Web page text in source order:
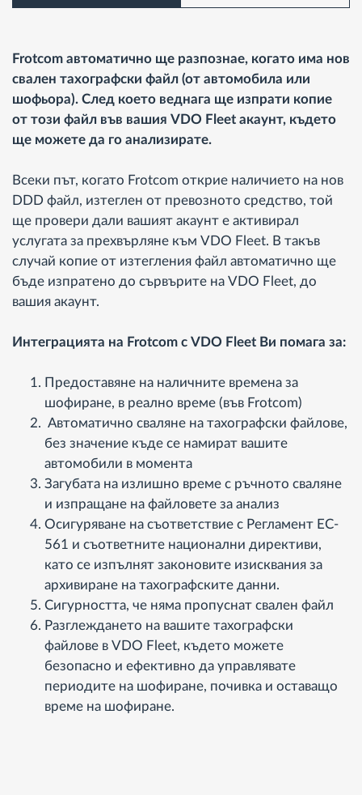
Frotcom автоматично ще разпознае, когато има нов
свален тахографски файл (от автомобила или
шофьора). След което веднага ще изпрати копие
от този файл във вашия VDO Fleet акаунт, където
ще можете да го анализирате.
Всеки път, когато Frotcom открие наличието на нов
DDD файл, изтеглен от превозното средство, той
ще провери дали вашият акаунт е активирал
услугата за прехвърляне към VDO Fleet. В такъв
случай копие от изтегления файл автоматично ще
бъде изпратено до сървърите на VDO Fleet, до
вашия акаунт.
Интеграцията на Frotcom с VDO Fleet Ви помага за:
Предоставяне на наличните времена за
шофиране, в реално време (във Frotcom)
Автоматично сваляне на тахографски файлове,
без значение къде се намират вашите
автомобили в момента
Загубата на излишно време с ръчното сваляне
и изпращане на файловете за анализ
Осигуряване на съответствие с Регламент EC-
561 и съответните национални директиви,
като се изпълнят законовите изисквания за
архивиране на тахографските данни.
Сигурността, че няма пропуснат свален файл
Разглеждането на вашите тахографски
файлове в VDO Fleet, където можете
безопасно и ефективно да управлявате
периодите на шофиране, почивка и оставащо
време на шофиране.